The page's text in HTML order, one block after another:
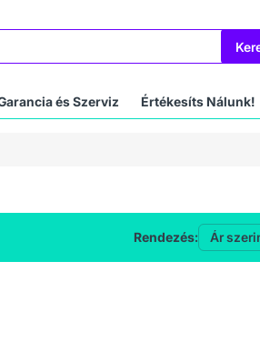
és Szerviz Értékesíts Nálunk!
Rendezés: